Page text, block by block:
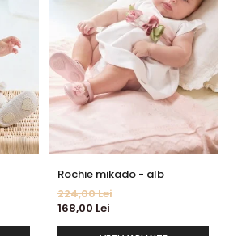
Rochie mikado - alb
224,00 Lei
168,00 Lei